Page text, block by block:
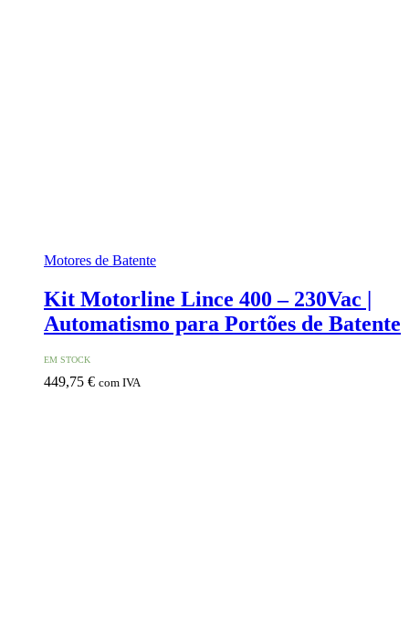
Motores de Batente
Kit Motorline Lince 400 – 230Vac |
Automatismo para Portões de Batente
EM STOCK
449,75 € com IVA